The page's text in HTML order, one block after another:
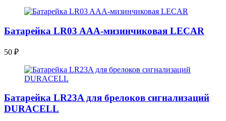
Батарейка LR03 AAA-мизинчиковая LECAR
50 ₽
Батарейка LR23A для брелоков сигнализаций
DURACELL